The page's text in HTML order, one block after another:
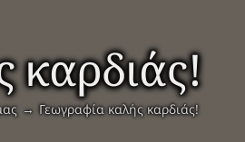
καρδιάς!
Γεωγραφία καλής καρδιάς!